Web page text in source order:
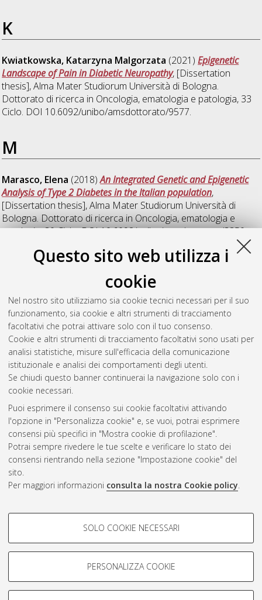
Questo sito web utilizza i
cookie
Nel nostro sito utilizziamo sia cookie tecnici necessari per il suo
funzionamento, sia cookie e altri strumenti di tracciamento
facoltativi che potrai attivare solo con il tuo consenso.
Cookie e altri strumenti di tracciamento facoltativi sono usati per
analisi statistiche, misure sull'efficacia della comunicazione
istituzionale e analisi dei comportamenti degli utenti.
Se chiudi questo banner continuerai la navigazione solo con i
cookie necessari.
Puoi esprimere il consenso sui cookie facoltativi attivando
l'opzione in "Personalizza cookie" e, se vuoi, potrai esprimere
consensi più specifici in "Mostra cookie di profilazione".
Potrai sempre rivedere le tue scelte e verificare lo stato dei
consensi rientrando nella sezione "Impostazione cookie" del
sito.
Per maggiori informazioni consulta la nostra Cookie policy.
COOKIE DI PROFILAZIONE -
Si tratta di cookie utilizzati per analizzare le caratteristiche della
navigazione degli utenti, creare profili in base al loro comportamento
Mostra cookie di profilazione
SOLO COOKIE NECESSARI
PERSONALIZZA COOKIE
K
Kwiatkowska, Katarzyna Malgorzata (2021)Epigenetic
Landscape of Pain in Diabetic Neuropathy, [Dissertation
thesis], Alma Mater Studiorum Università di Bologna.
Dottorato di ricerca in Oncologia, ematologia e patologia, 33
Ciclo. DOI 10.6092/unibo/amsdottorato/9577.
M
Marasco, Elena (2018)An Integrated Genetic and Epigenetic
Analysis of Type 2 Diabetes in the Italian population,
[Dissertation thesis], Alma Mater Studiorum Università di
Bologna. Dottorato di ricerca in Oncologia, ematologia e
patologia, 30 Ciclo. DOI 10.6092/unibo/amsdottorato/8350.
Milazzo, Maddalena (2023)Marcatori di eta biologica nella
malattia di Parkinson: risultati di un'analisi glicomica e
, [Dissertation thesis], Alma Mater Studiorum
Università di Bologna. Dottorato di ricerca in
ematologia e patologia, 35 Ciclo. DOI
10.48676/unibo/amsdottorato/10855.
Questa lista e' stata generata il Thu Aug 6 20:48:07 2026
Atom
Rss 1.0
Rss 2.0
ISSN: 2038-7946
Impostazioni Cookie
Informativa sulla privacy
Condizioni d’uso del sito